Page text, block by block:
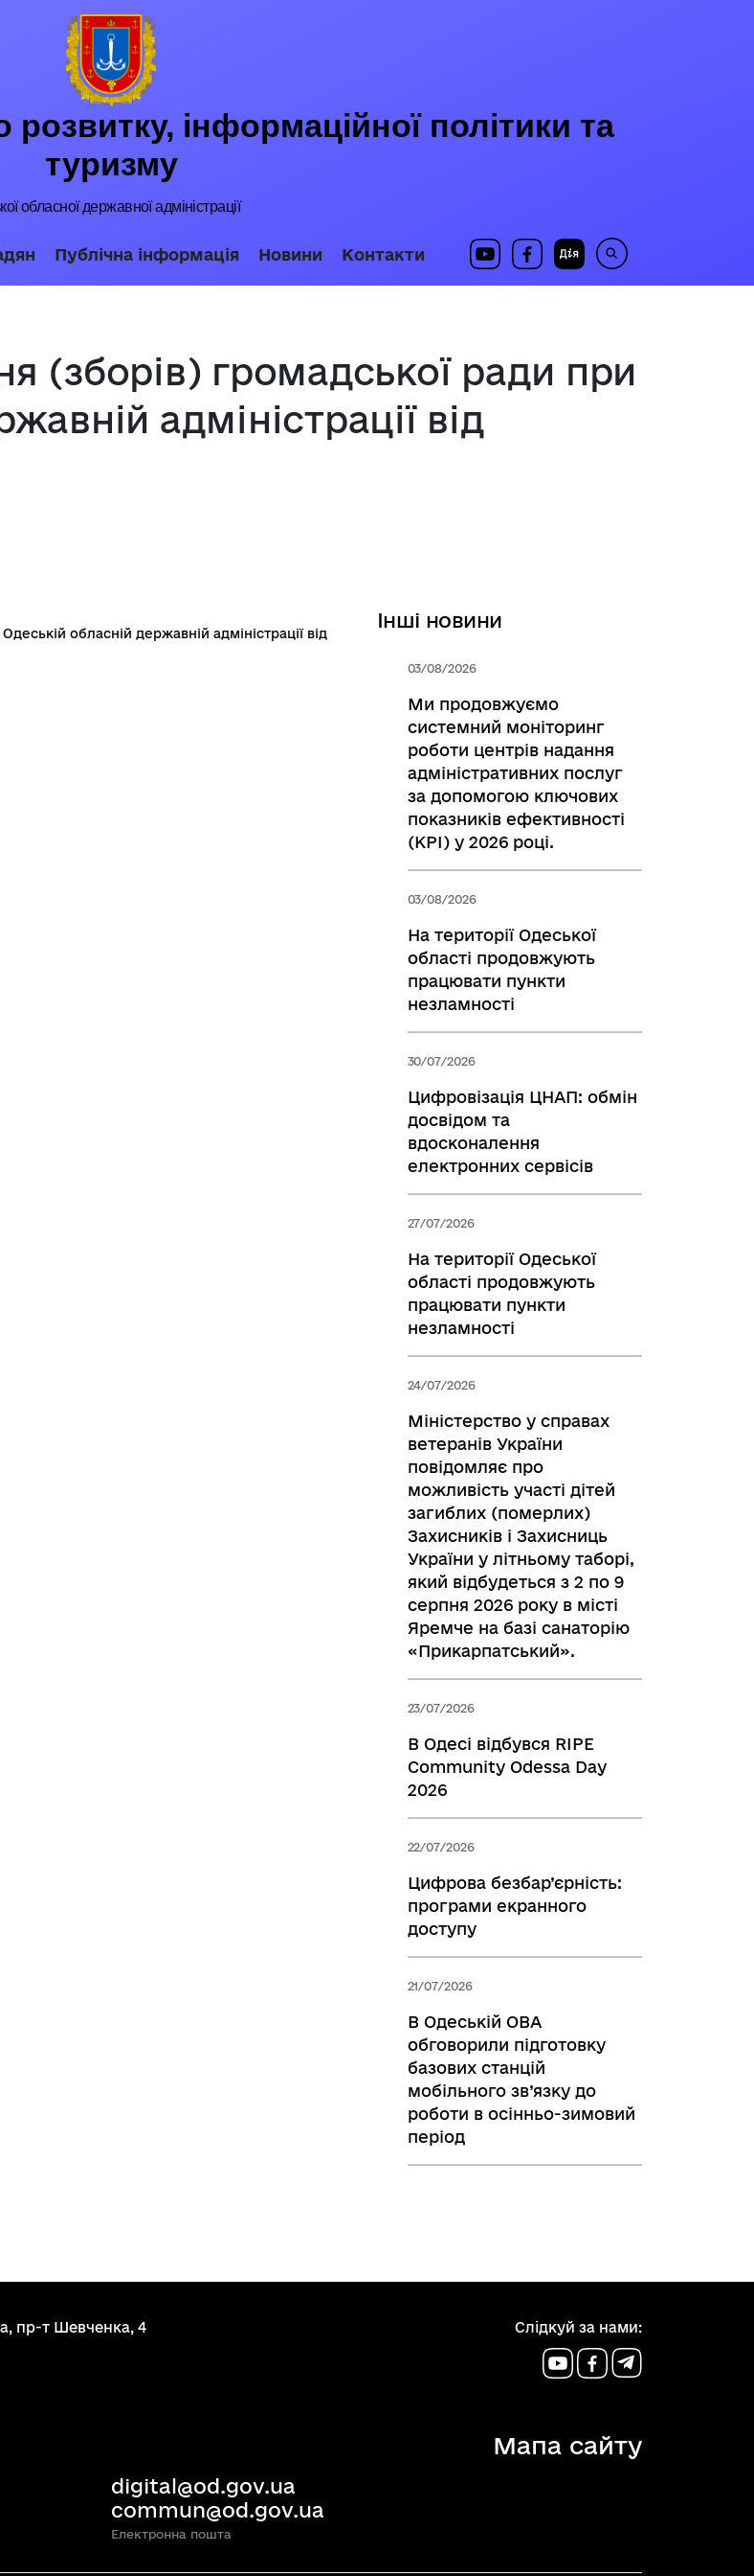
інформаційної політики та
туризму
обласної державної адміністрації
Публічна інформація Новини Контакти
(зборів) громадської ради при
адміністрації від
обласній державній адміністрації від
Інші новини
03/08/2026
Ми продовжуємо
системний моніторинг
роботи центрів надання
адміністративних послуг
за допомогою ключових
показників ефективності
(KPI) у 2026 році.
03/08/2026
На території Одеської
області продовжують
працювати пункти
незламності
30/07/2026
Цифровізація ЦНАП: обмін
досвідом та
вдосконалення
електронних сервісів
27/07/2026
На території Одеської
області продовжують
працювати пункти
незламності
24/07/2026
Міністерство у справах
ветеранів України
повідомляє про
можливість участі дітей
загиблих (померлих)
Захисників і Захисниць
України у літньому таборі,
який відбудеться з 2 по 9
серпня 2026 року в місті
Яремче на базі санаторію
«Прикарпатський».
23/07/2026
В Одесі відбувся RIPE
Community Odessa Day
2026
22/07/2026
Цифрова безбар’єрність:
програми екранного
доступу
21/07/2026
В Одеській ОВА
обговорили підготовку
базових станцій
мобільного зв’язку до
роботи в осінньо-зимовий
період
пр-т Шевченка, 4
digital@od.gov.ua
commun@od.gov.ua
Електронна пошта
Слідкуй за нами:
Мапа сайту